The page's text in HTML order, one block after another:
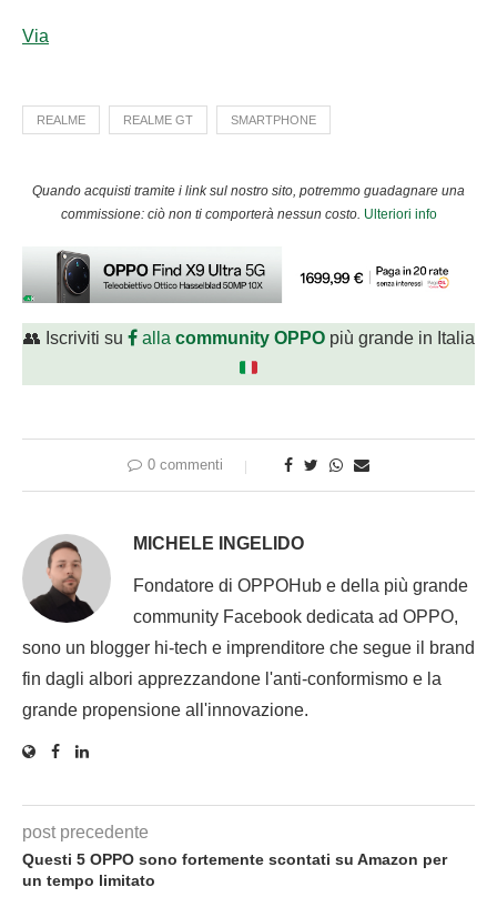
Via
REALME REALME GT SMARTPHONE
Quando acquisti tramite i link sul nostro sito, potremmo guadagnare una
commissione: ciò non ti comporterà nessun costo. Ulteriori info
👥 Iscriviti su alla community OPPOpiù grande in Italia
0 commenti
MICHELE INGELIDO
Fondatore di OPPOHub e della più grande
community Facebook dedicata ad OPPO,
sono un blogger hi-tech e imprenditore che segue il brand
fin dagli albori apprezzandone l'anti-conformismo e la
grande propensione all'innovazione.
post precedente
Questi 5 OPPO sono fortemente scontati su Amazon per
un tempo limitato